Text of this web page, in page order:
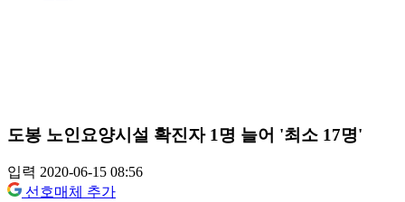
도봉 노인요양시설 확진자 1명 늘어 '최소 17명'
입력 2020-06-15 08:56
선호매체 추가